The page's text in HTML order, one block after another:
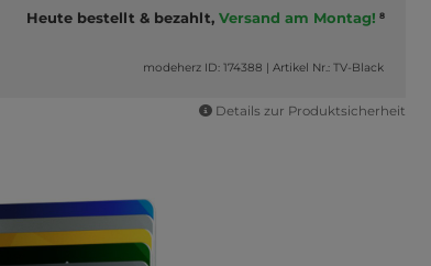
Heute bestellt & bezahlt, Versand am Montag! 8
modeherz ID: 174388 |Artikel Nr.: TV-Black
Details zur Produktsicherheit